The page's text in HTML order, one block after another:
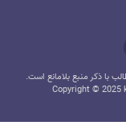
با ذکر منبع بلامانع است.
Copyright © 2025